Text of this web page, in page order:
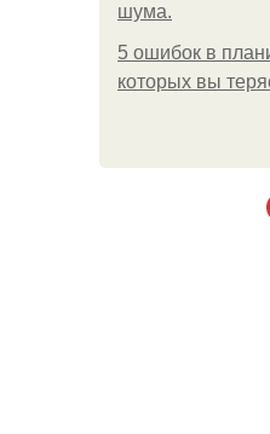
шума.
5 ошибок в
которых вы